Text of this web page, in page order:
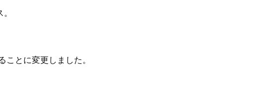
とに変更しました。